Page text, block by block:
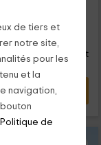
de tiers et
notre site,
pour les
et la
navigation,
Politique de
de15
personne et nuit